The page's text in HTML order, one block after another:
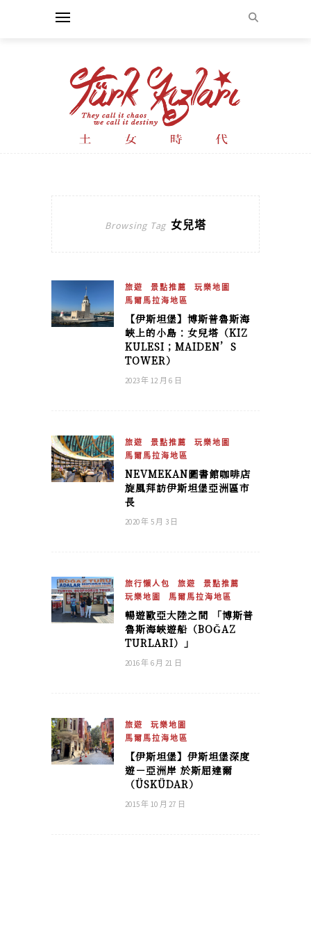
Browsing Tag 女兒塔
旅遊 景點推薦
玩樂地圖
馬爾馬拉海地區
【伊斯坦堡】博斯普魯斯海
峽上的小島：女兒塔（KIZ
KULESI；MAIDEN’S
TOWER）
2023 年 12 月 6 日
旅遊 景點推薦
玩樂地圖
馬爾馬拉海地區
NEVMEKAN圖書館咖啡店
旋風拜訪伊斯坦堡亞洲區市
長
2020 年 5 月 3 日
旅行懶人包 旅遊
景點推薦
玩樂地圖
馬爾馬拉海地區
暢遊歐亞大陸之間 「博斯普
魯斯海峽遊船（BOĞAZ
TURLARI）」
2016 年 6 月 21 日
旅遊
玩樂地圖
馬爾馬拉海地區
【伊斯坦堡】伊斯坦堡深度
遊－亞洲岸 於斯屈達爾
（ÜSKÜDAR）
2015 年 10 月 27 日